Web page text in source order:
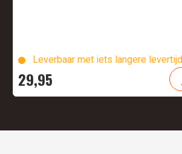
Leverbaar met iets langere levertijd
29,95